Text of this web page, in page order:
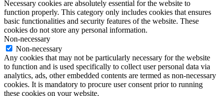
Necessary cookies are absolutely essential for the website to
function properly. This category only includes cookies that ensures
basic functionalities and security features of the website. These
cookies do not store any personal information.
Non-necessary
Non-necessary
Any cookies that may not be particularly necessary for the website
to function and is used specifically to collect user personal data via
analytics, ads, other embedded contents are termed as non-necessary
cookies. It is mandatory to procure user consent prior to running
these cookies on your website.